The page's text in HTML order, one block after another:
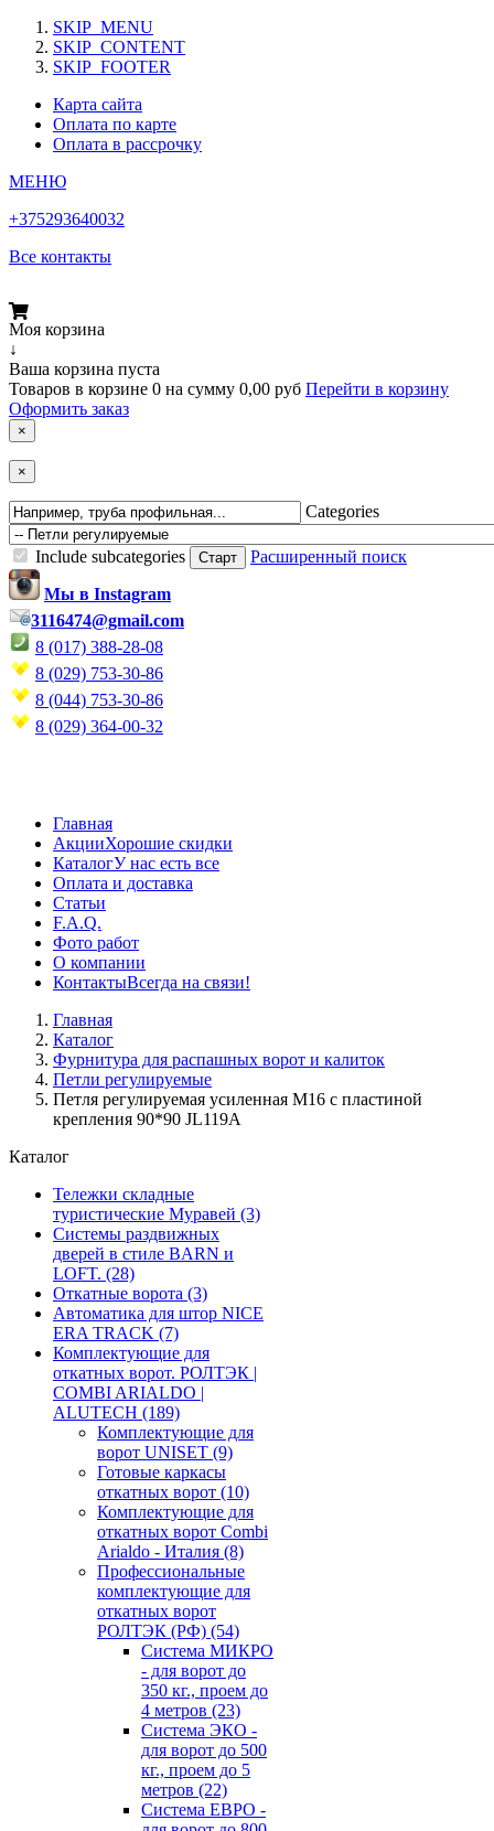
SKIP_MENU
SKIP_CONTENT
SKIP_FOOTER
Карта сайта
Оплата по карте
Оплата в рассрочку
МЕНЮ
+375293640032
Все контакты
Моя корзина
↓
Ваша корзина пуста
Товаров в корзине 0 на сумму 0,00 руб Перейти в корзину
Оформить заказ
×
×
Categories
Include subcategories
Расширенный поиск
Мы в Instagram
3116474@gmail.com
8 (017) 388-28-08
8 (029) 753-30-86
8 (044) 753-30-86
8 (029) 364-00-32
Главная
АкцииХорошие скидки
КаталогУ нас есть все
Оплата и доставка
Статьи
F.A.Q.
Фото работ
О компании
КонтактыВсегда на связи!
Главная
Каталог
Фурнитура для распашных ворот и калиток
Петли регулируемые
Петля регулируемая усиленная М16 с пластиной
крепления 90*90 JL119A
Каталог
Тележки складные
туристические Муравей (3)
Системы раздвижных
дверей в стиле BARN и
LOFT. (28)
Откатные ворота (3)
Автоматика для штор NICE
ERA TRACK (7)
Комплектующие для
откатных ворот. РОЛТЭК |
COMBI ARIALDO |
ALUTECH (189)
Комплектующие для
ворот UNISET (9)
Готовые каркасы
откатных ворот (10)
Комплектующие для
откатных ворот Combi
Arialdo - Италия (8)
Профессиональные
комплектующие для
откатных ворот
РОЛТЭК (РФ) (54)
Система МИКРО
- для ворот до
350 кг., проем до
4 метров (23)
Система ЭКО -
для ворот до 500
кг., проем до 5
метров (22)
Система ЕВРО -